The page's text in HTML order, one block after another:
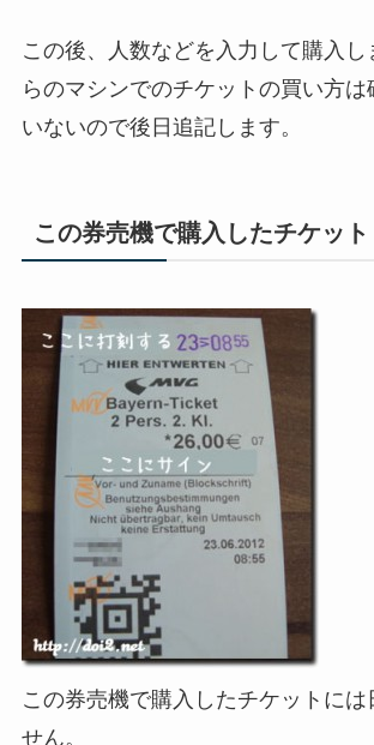
この後、人数などを入力して購入し
らのマシンでのチケットの買い方は
いないので後日追記します。
この券売機で購入したチケット
この券売機で購入したチケットには
せん。